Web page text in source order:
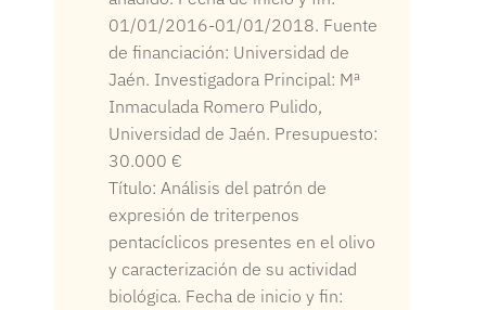
01/01/2016-01/01/2018. Fuente
de financiación: Universidad de
Jaén. Investigadora Principal: Mª
Inmaculada Romero Pulido,
Universidad de Jaén. Presupuesto:
30.000 €
Título: Análisis del patrón de
expresión de triterpenos
pentacíclicos presentes en el olivo
y caracterización de su actividad
biológica. Fecha de inicio y fin: